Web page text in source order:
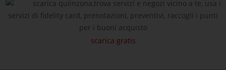
scarica quiinzona,trova servizi e negozi vicino a te, usa i
servizi di fidelity card, prenotazioni, preventivi, raccogli i punti
per i buoni acquisto
scarica gratis